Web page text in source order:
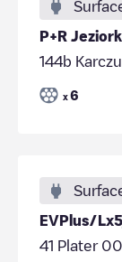
P+R
144b
x 6
EVPlus/
41 Plater